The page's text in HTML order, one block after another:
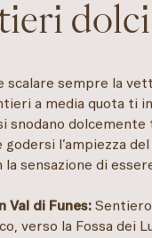
scalare sempre la
a media quota ti
snodano
godersi l’ampiezza
la sensazione di
Val di Funes:
verso la Fossa dei